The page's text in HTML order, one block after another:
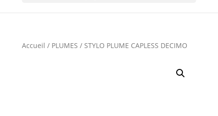
Accueil / PLUMES / STYLO PLUME CAPLESS DECIMO